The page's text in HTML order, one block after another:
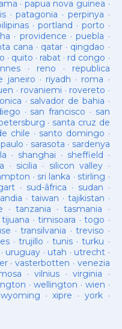
· papua nova guinea ·
·patagonia · perpinya ·
·portland · porto ·
· providence ·puebla ·
cana · qatar · qingdao ·
· quito · rabat · rd congo ·
· reno · republica
janeiro · riyadh · roma ·
· rovaniemi · rovereto ·
· salvador de bahia ·
· san francisco · san
· santa cruz de
chile · santo domingo ·
· sarasota · sardenya
· shanghai · sheffield ·
· sicilia · silicon valley ·
· sri lanka · stirling ·
· sud-âfrica · sudan ·
·taiwan · tajikistan ·
· tanzania ·tasmania ·
tijuana ·timisoara ·togo ·
·transilvania ·treviso ·
·trujillo ·tunis ·turku ·
· uruguay · utah · utrecht ·
· vasterbotten · venezia
·vilnius ·virginia ·
· wellington · wien ·
wyoming ·xipre · york·